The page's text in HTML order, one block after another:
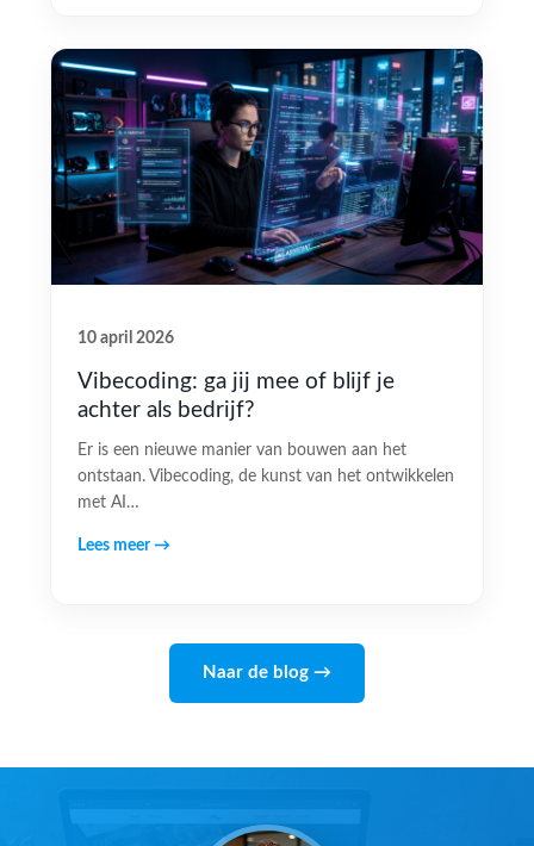
10 april 2026
Vibecoding: ga jij mee of blijf je
achter als bedrijf?
Er is een nieuwe manier van bouwen aan het
ontstaan. Vibecoding, de kunst van het ontwikkelen
met AI…
Lees meer →
Naar de blog →